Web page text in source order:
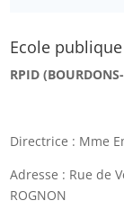
Ecole
RPID
Directrice : Mme
Adresse : Rue de
ROGNON